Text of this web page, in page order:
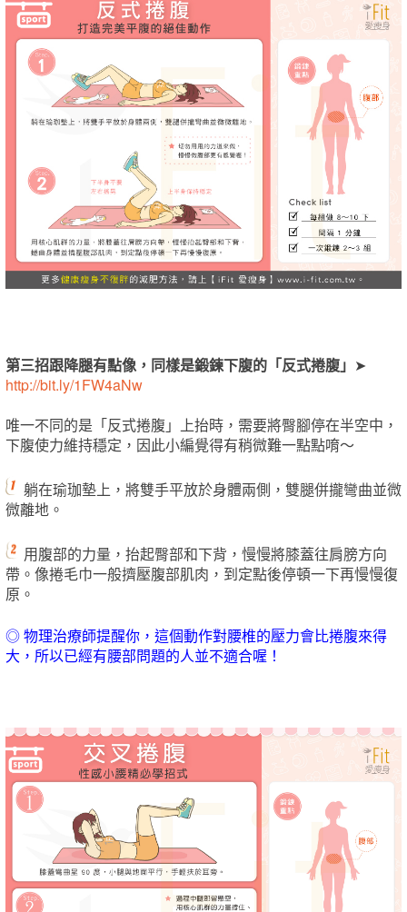
第三招跟降腿有點像，同樣是鍛鍊下腹的「反式捲腹」 ➤
http://bit.ly/1FW4aNw
唯一不同的是「反式捲腹」上抬時，需要將臀腳停在半空中，
下腹使力維持穩定，因此小編覺得有稍微難一點點唷～
躺在瑜珈墊上，將雙手平放於身體兩側，雙腿併攏彎曲並微
微離地。
用腹部的力量，抬起臀部和下背，慢慢將膝蓋往肩膀方向
帶。像捲毛巾一般擠壓腹部肌肉，到定點後停頓一下再慢慢復
原。
◎ 物理治療師提醒你，這個動作對腰椎的壓力會比捲腹來得
大，所以已經有腰部問題的人並不適合喔！